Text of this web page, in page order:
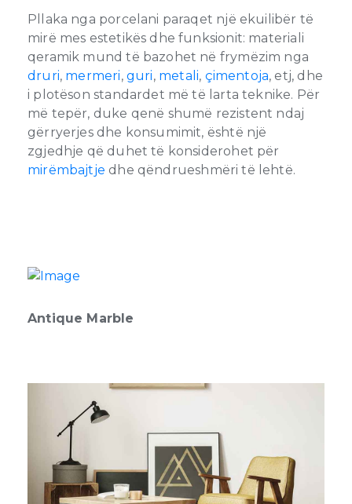
Pllaka nga porcelani paraqet një ekuilibër të
mirë mes estetikës dhe funksionit: materiali
qeramik mund të bazohet në frymëzim nga
druri, mermeri, guri, metali, çimentoja, etj, dhe
i plotëson standardet më të larta teknike. Për
më tepër, duke qenë shumë rezistent ndaj
gërryerjes dhe konsumimit, është një
zgjedhje që duhet të konsiderohet për
mirëmbajtje dhe qëndrueshmëri të lehtë.
Antique Marble